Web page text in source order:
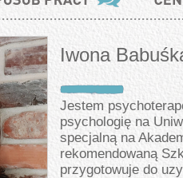
Iwona
Jestem
psychologię na
specjalną na
rekomendowaną
przygotowuje do